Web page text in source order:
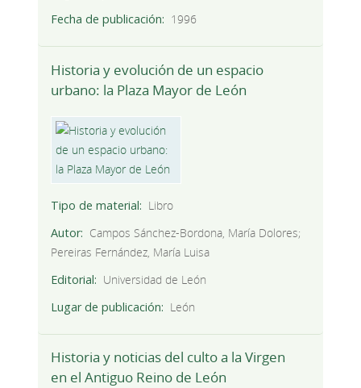
Fecha de publicación
1996
Historia y evolución de un espacio
urbano: la Plaza Mayor de León
Tipo de material
Libro
Autor
Campos Sánchez-Bordona, María Dolores;
Pereiras Fernández, María Luisa
Editorial
Universidad de León
Lugar de publicación
León
Historia y noticias del culto a la Virgen
en el Antiguo Reino de León